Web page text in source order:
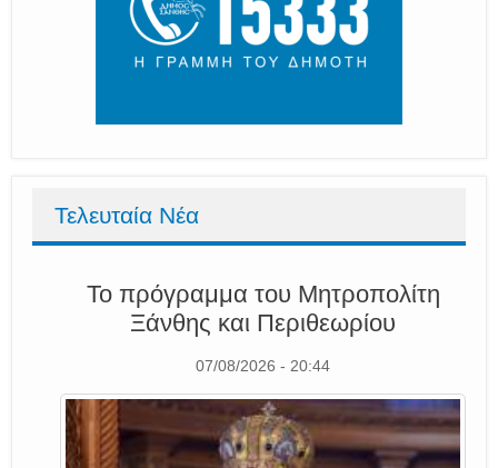
Τελευταία Νέα
Το πρόγραμμα του Μητροπολίτη
Ξάνθης και Περιθεωρίου
07/08/2026 - 20:44